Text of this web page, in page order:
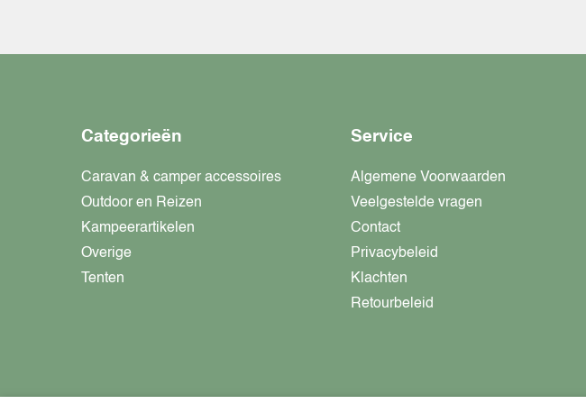
Categorieën
Caravan & camper accessoires
Outdoor en Reizen
Kampeerartikelen
Overige
Tenten
Service
Algemene Voorwaarden
Veelgestelde vragen
Contact
Privacybeleid
Klachten
Retourbeleid